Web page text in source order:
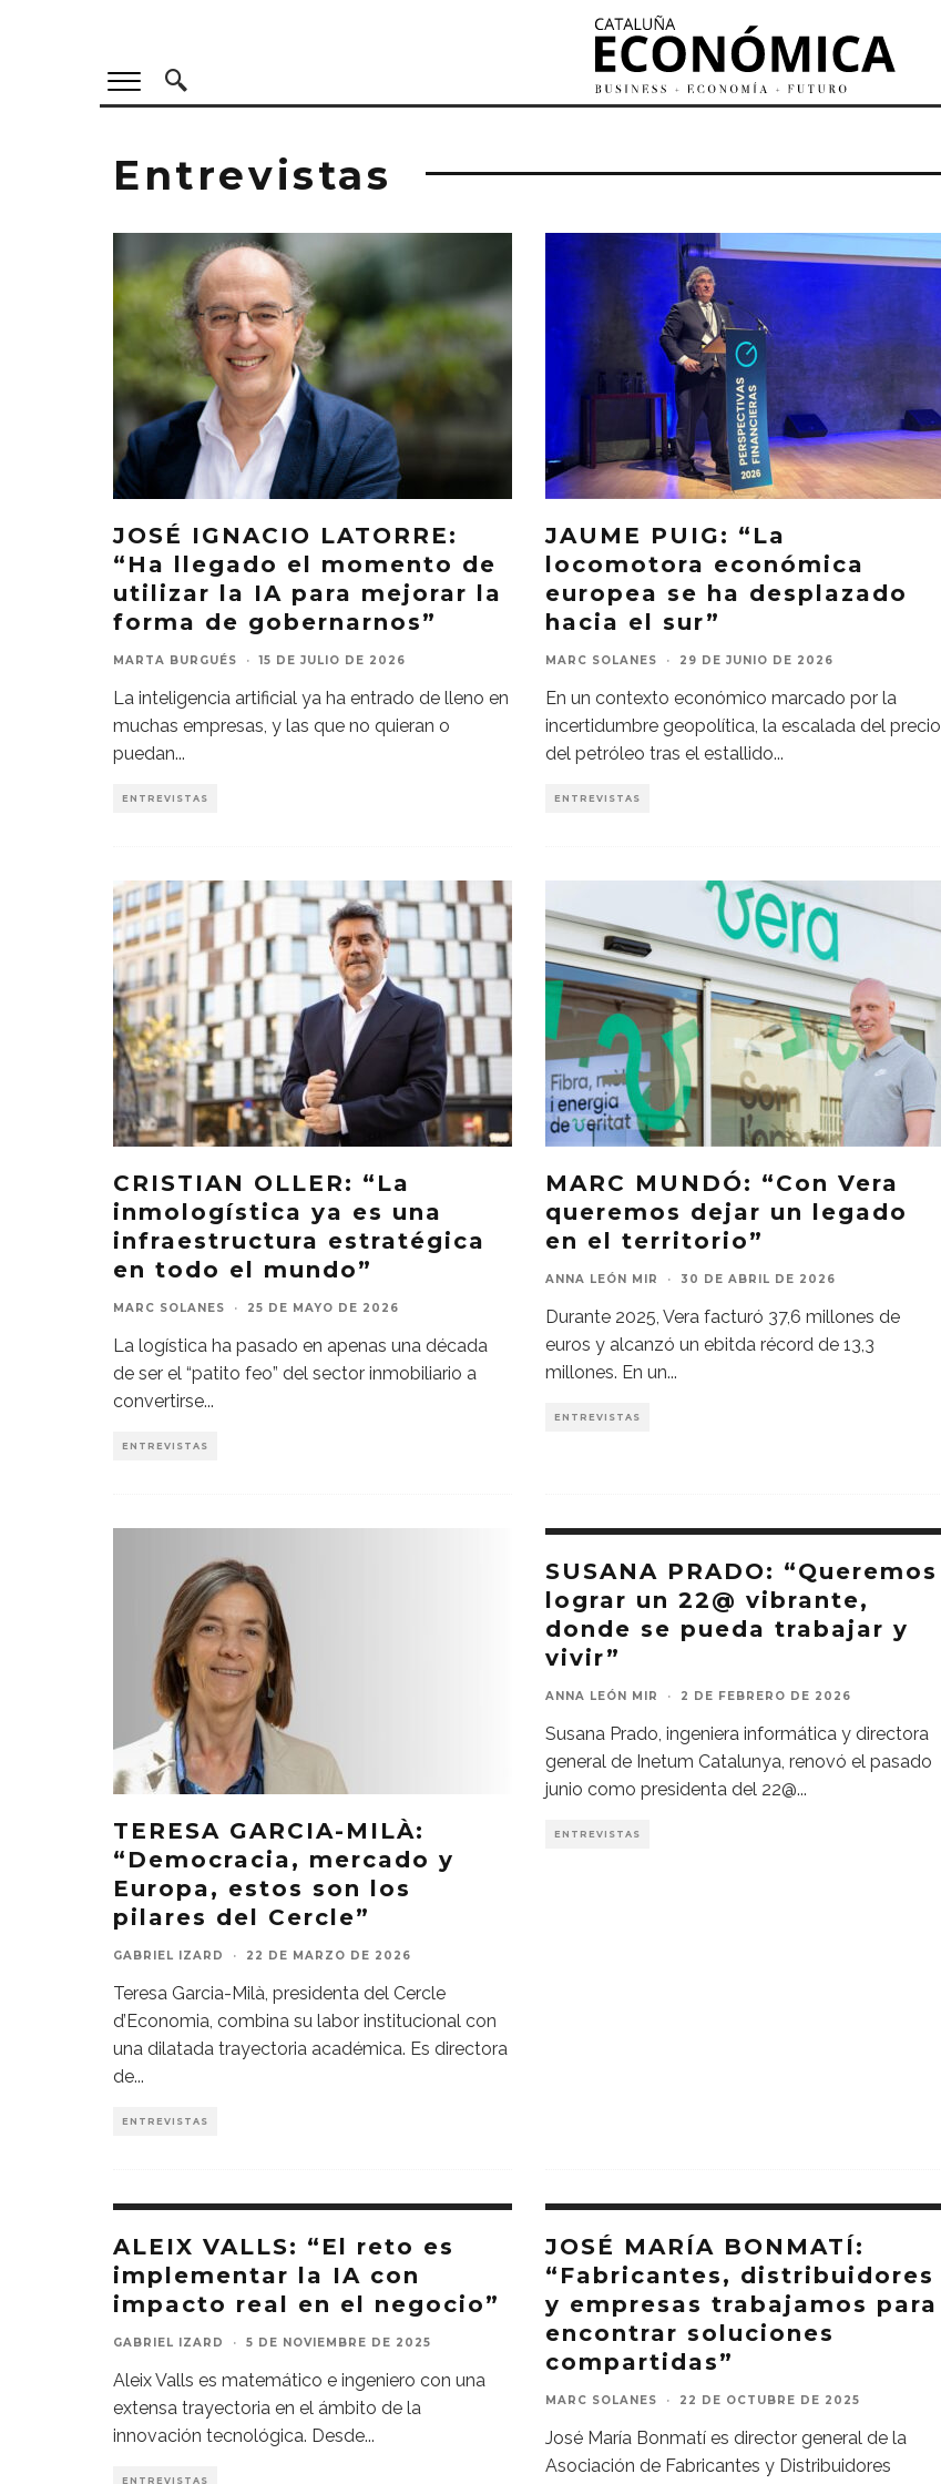
Entrevistas
JOSÉ IGNACIO LATORRE:
“Ha llegado el momento de
utilizar la IA para mejorar la
forma de gobernarnos”
MARTA BURGUÉS · 15 DE JULIO DE 2026
La inteligencia artificial ya ha entrado de lleno en
muchas empresas, y las que no quieran o
puedan...
ENTREVISTAS
JAUME PUIG: “La
locomotora económica
europea se ha desplazado
hacia el sur”
MARC SOLANES · 29 DE JUNIO DE 2026
En un contexto económico marcado por la
incertidumbre geopolítica, la escalada del precio
del petróleo tras el estallido...
ENTREVISTAS
CRISTIAN OLLER: “La
inmologística ya es una
infraestructura estratégica
en todo el mundo”
MARC SOLANES · 25 DE MAYO DE 2026
La logística ha pasado en apenas una década
de ser el “patito feo” del sector inmobiliario a
convertirse...
ENTREVISTAS
MARC MUNDÓ: “Con Vera
queremos dejar un legado
en el territorio”
ANNA LEÓN MIR · 30 DE ABRIL DE 2026
Durante 2025, Vera facturó 37,6 millones de
euros y alcanzó un ebitda récord de 13,3
millones. En un...
ENTREVISTAS
TERESA GARCIA-MILÀ:
“Democracia, mercado y
Europa, estos son los
pilares del Cercle”
GABRIEL IZARD · 22 DE MARZO DE 2026
Teresa Garcia-Milà, presidenta del Cercle
d’Economia, combina su labor institucional con
una dilatada trayectoria académica. Es directora
de...
ENTREVISTAS
SUSANA PRADO: “Queremos
lograr un 22@ vibrante,
donde se pueda trabajar y
vivir”
ANNA LEÓN MIR · 2 DE FEBRERO DE 2026
Susana Prado, ingeniera informática y directora
general de Inetum Catalunya, renovó el pasado
junio como presidenta del 22@...
ENTREVISTAS
ALEIX VALLS: “El reto es
implementar la IA con
impacto real en el negocio”
GABRIEL IZARD · 5 DE NOVIEMBRE DE 2025
Aleix Valls es matemático e ingeniero con una
extensa trayectoria en el ámbito de la
innovación tecnológica. Desde...
ENTREVISTAS
JOSÉ MARÍA BONMATÍ:
“Fabricantes, distribuidores
y empresas trabajamos para
encontrar soluciones
compartidas”
MARC SOLANES · 22 DE OCTUBRE DE 2025
José María Bonmatí es director general de la
Asociación de Fabricantes y Distribuidores